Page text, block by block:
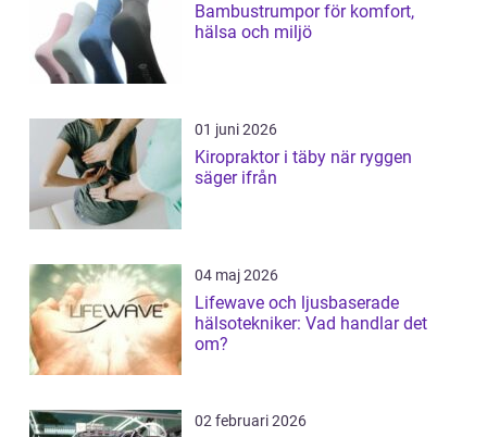
Bambustrumpor för komfort,
hälsa och miljö
01 juni 2026
Kiropraktor i täby när ryggen
säger ifrån
04 maj 2026
Lifewave och ljusbaserade
hälsotekniker: Vad handlar det
om?
02 februari 2026